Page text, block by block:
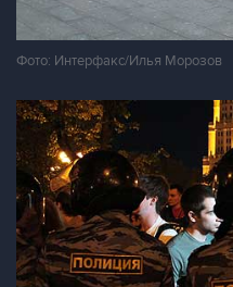
Фото: Интерфакс/Илья Морозов